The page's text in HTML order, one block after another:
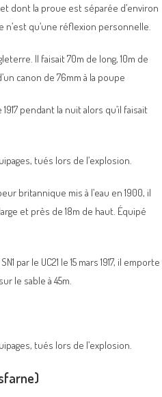
dont la proue est séparée d’environ
n’est qu’une réflexion personnelle.
Il faisait 70m de long, 10m de
canon de 76mm à la poupe
pendant la nuit alors qu’il faisait
tués lors de l’explosion.
britannique mis à l’eau en 1900, il
et près de 18m de haut. Équipé
par le UC21 le 15 mars 1917, il emporte
le sable à 45m.
tués lors de l’explosion.